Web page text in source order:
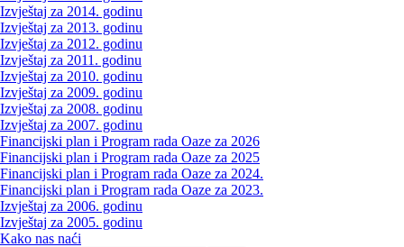
Izvještaj za 2014. godinu
Izvještaj za 2013. godinu
Izvještaj za 2012. godinu
Izvještaj za 2011. godinu
Izvještaj za 2010. godinu
Izvještaj za 2009. godinu
Izvještaj za 2008. godinu
Izvještaj za 2007. godinu
Financijski plan i Program rada Oaze za 2026
Financijski plan i Program rada Oaze za 2025
Financijski plan i Program rada Oaze za 2024.
Financijski plan i Program rada Oaze za 2023.
Izvještaj za 2006. godinu
Izvještaj za 2005. godinu
Kako nas naći